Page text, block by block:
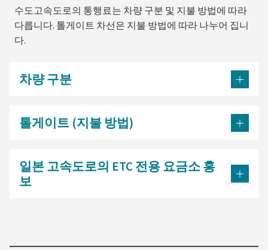
수도고속도로의 통행료는 차량 구분 및 지불 방법에 따라
다릅니다. 톨게이트 차선은 지불 방법에 따라 나누어 집니
다.
차량 구분
톨게이트 (지불 방법)
일본 고속도로의 ETC 전용 요금소 홍
보